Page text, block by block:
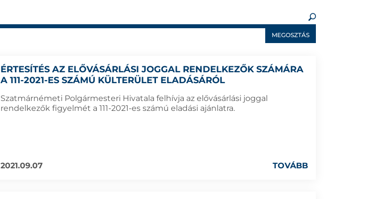
MEGOSZTÁS
ÉRTESÍTÉS AZ ELŐVÁSÁRLÁSI JOGGAL RENDELKEZŐK SZÁMÁRA
A 111-2021-ES SZÁMÚ KÜLTERÜLET ELADÁSÁRÓL
Szatmárnémeti Polgármesteri Hivatala felhívja az elővásárlási joggal
rendelkezők figyelmét a 111-2021-es számú eladási ajánlatra.
2021.09.07 TOVÁBB